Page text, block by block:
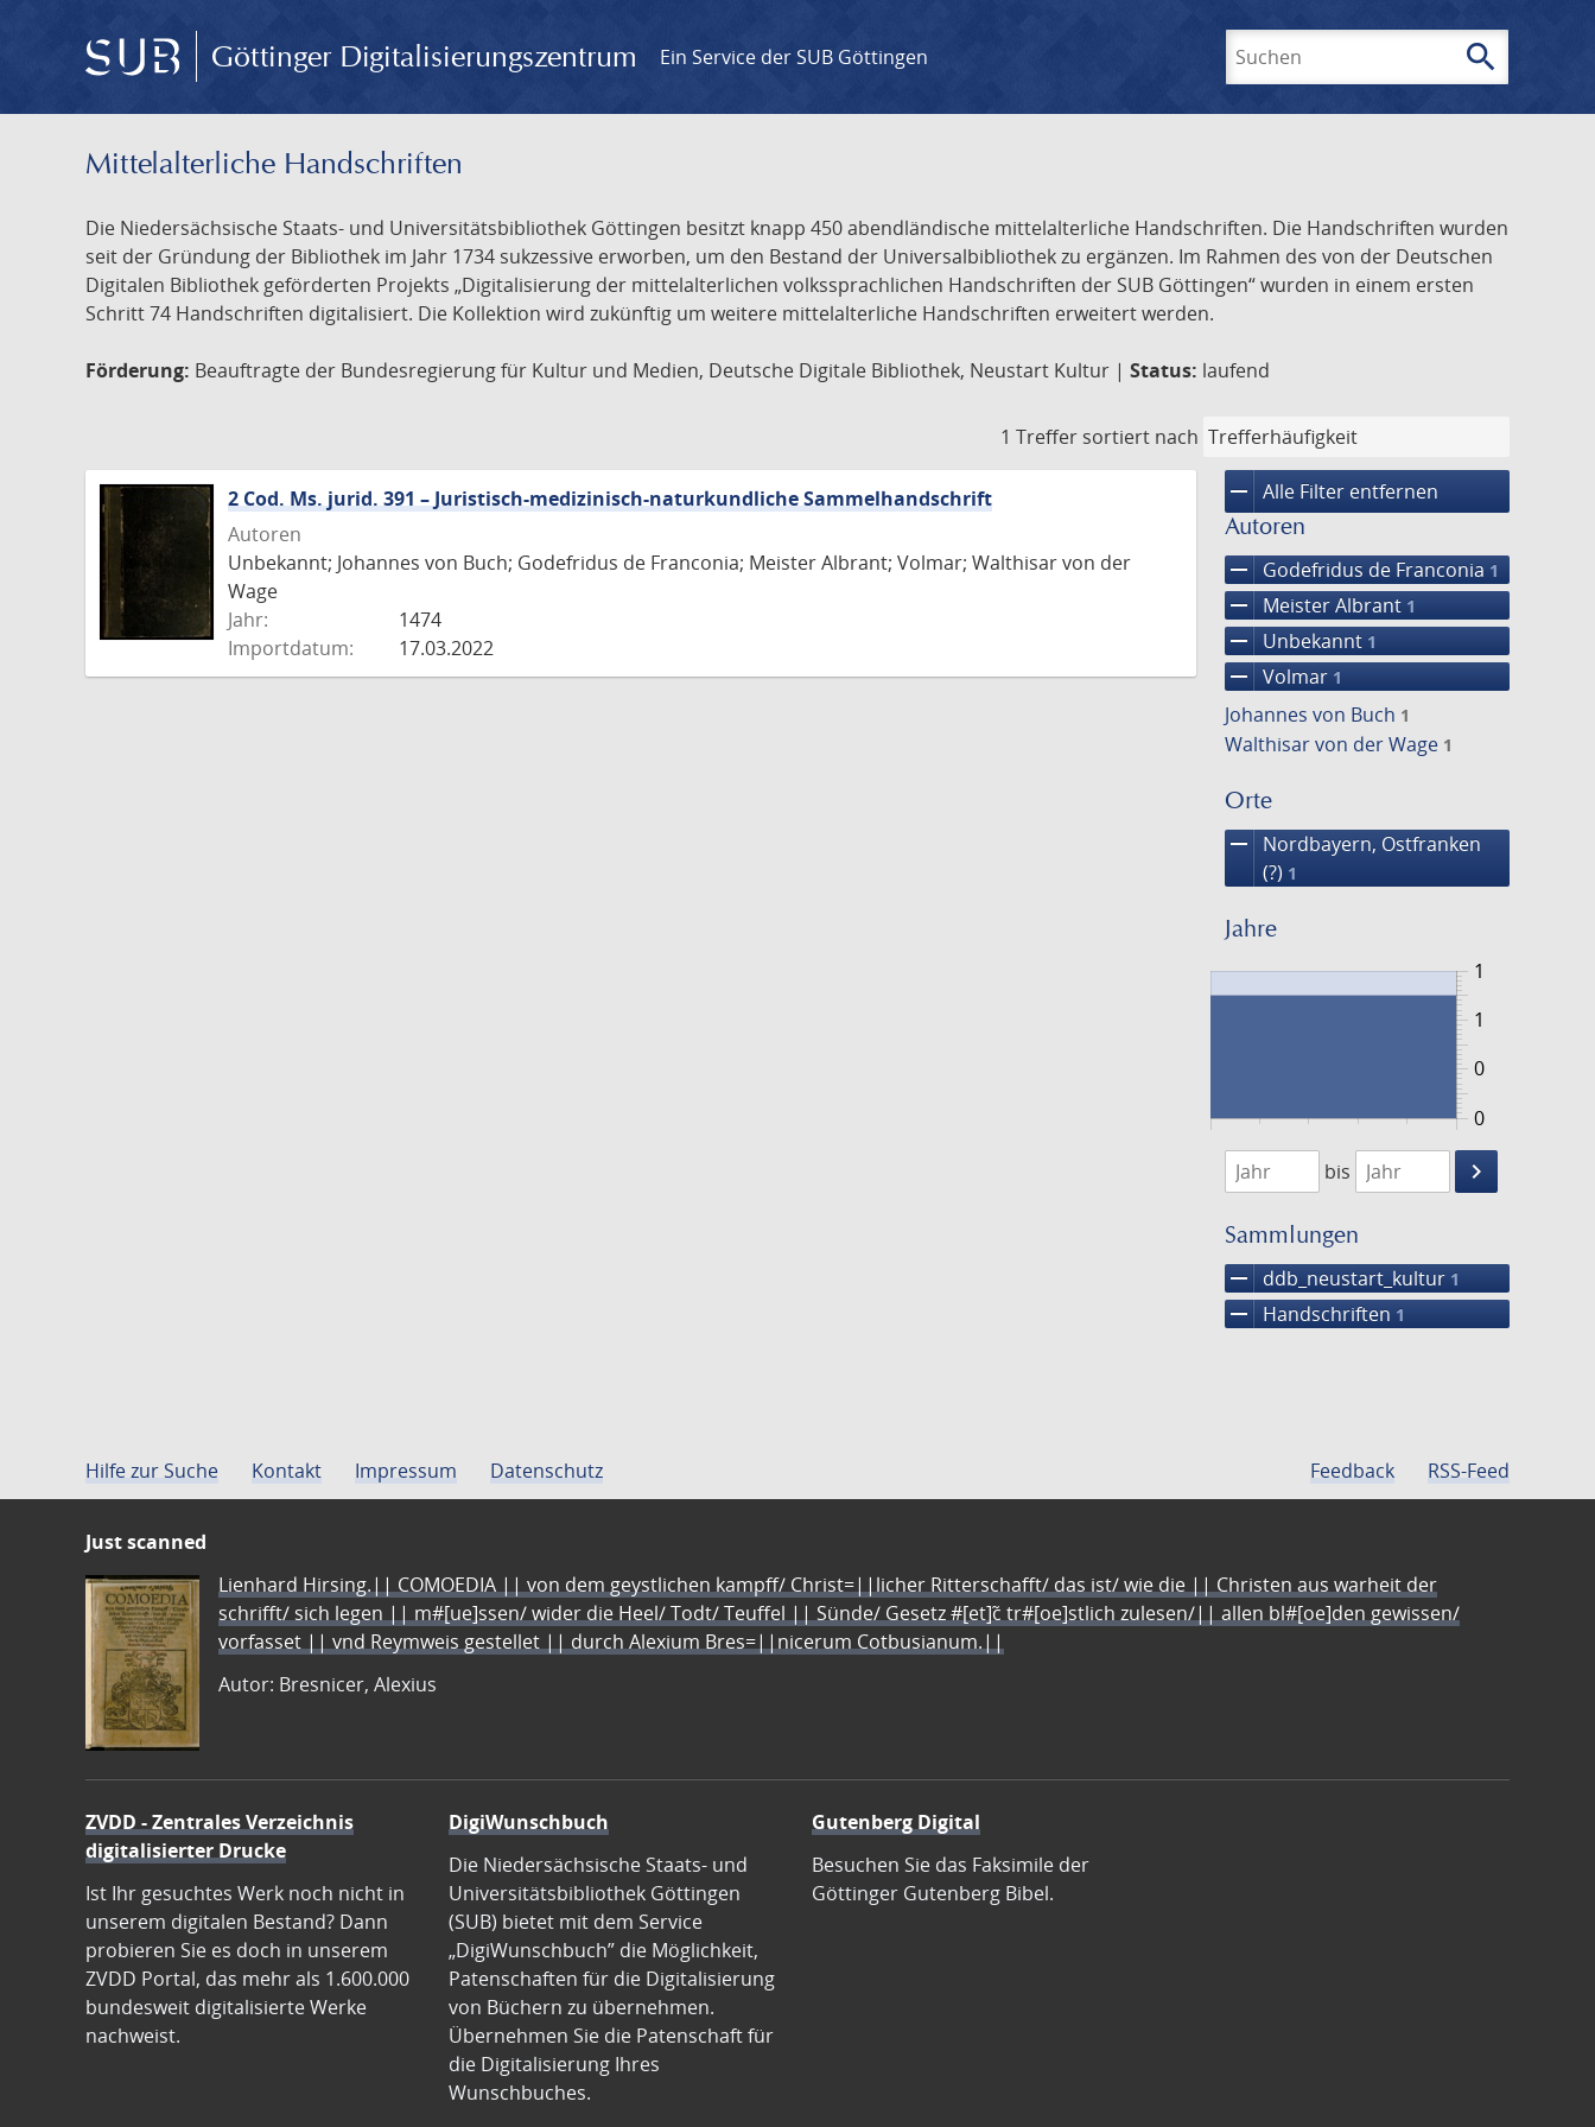
Göttinger Digitalisierungszentrum Ein Service der SUB Göttingen search
Mittelalterliche Handschriften
Die Niedersächsische Staats- und Universitätsbibliothek Göttingen besitzt knapp 450 abendländische mittelalterliche Handschriften. Die Handschriften wurden
seit der Gründung der Bibliothek im Jahr 1734 sukzessive erworben, um den Bestand der Universalbibliothek zu ergänzen. Im Rahmen des von der Deutschen
Digitalen Bibliothek geförderten Projekts „Digitalisierung der mittelalterlichen volkssprachlichen Handschriften der SUB Göttingen“ wurden in einem ersten
Schritt 74 Handschriften digitalisiert. Die Kollektion wird zukünftig um weitere mittelalterliche Handschriften erweitert werden.
Förderung: Beauftragte der Bundesregierung für Kultur und Medien, Deutsche Digitale Bibliothek, Neustart Kultur | Status: laufend
1 Treffer sortiert nach
remove Alle Filter entfernen
Autoren
remove Godefridus de Franconia 1
remove Meister Albrant 1
remove Unbekannt 1
remove Volmar 1
Johannes von Buch 1
Walthisar von der Wage 1
Orte
remove
Nordbayern, Ostfranken
(?) 1
Jahre
0
1
0
1
1474
1475
bis
keyboard_arrow_right
Suche
Sammlungen
remove ddb_neustart_kultur 1
remove Handschriften 1
2 Cod. Ms. jurid. 391 – Juristisch-medizinisch-naturkundliche Sammelhandschrift
Autoren
Unbekannt; Johannes von Buch; Godefridus de Franconia; Meister Albrant; Volmar; Walthisar von der
Wage
Jahr:
1474
Importdatum:
17.03.2022
Hilfe zur Suche Kontakt Impressum Datenschutz Feedback RSS-Feed
Just scanned
Lienhard Hirsing.|| COMOEDIA || von dem geystlichen kampff/ Christ=||licher Ritterschafft/ das ist/ wie die || Christen aus warheit der
schrifft/ sich legen || m#[ue]ssen/ wider die Heel/ Todt/ Teuffel || Sünde/ Gesetz #[et]c̃ tr#[oe]stlich zulesen/|| allen bl#[oe]den gewissen/
vorfasset || vnd Reymweis gestellet || durch Alexium Bres=||nicerum Cotbusianum.||
Autor: Bresnicer, Alexius
ZVDD - Zentrales Verzeichnis
digitalisierter Drucke
Ist Ihr gesuchtes Werk noch nicht in
unserem digitalen Bestand? Dann
probieren Sie es doch in unserem
ZVDD Portal, das mehr als 1.600.000
bundesweit digitalisierte Werke
nachweist.
DigiWunschbuch
Die Niedersächsische Staats- und
Universitätsbibliothek Göttingen
(SUB) bietet mit dem Service
„DigiWunschbuch” die Möglichkeit,
Patenschaften für die Digitalisierung
von Büchern zu übernehmen.
Übernehmen Sie die Patenschaft für
die Digitalisierung Ihres
Wunschbuches.
Gutenberg Digital
Besuchen Sie das Faksimile der
Göttinger Gutenberg Bibel.